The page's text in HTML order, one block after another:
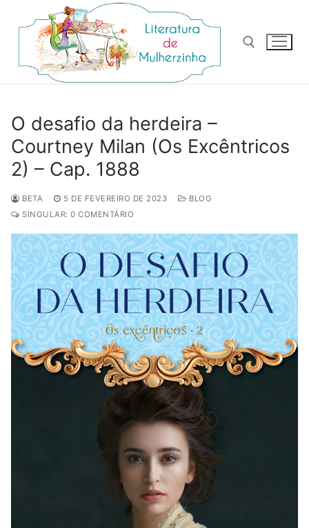
para
conteúdo
O desafio da herdeira –
Courtney Milan (Os Excêntricos
2) – Cap. 1888
BETA 5 DE FEVEREIRO DE 2023
BLOG
SINGULAR: 0 COMENTÁRIO